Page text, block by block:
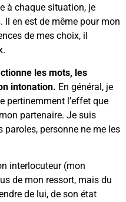
à chaque situation, je
en est de même pour mon
de mes choix, il
les mots, les
intonation. En général, je
pertinemment l’effet que
partenaire. Je suis
personne ne me les
interlocuteur (mon
de mon ressort, mais du
de lui, de son état